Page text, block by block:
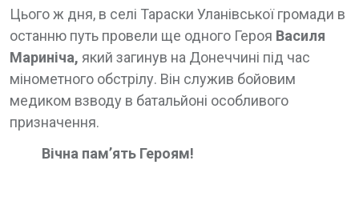
Цього ж дня, в селі Тараски Уланівської громади в
останню путь провели ще одного Героя Василя
Мариніча, який загинув на Донеччині під час
мінометного обстрілу. Він служив бойовим
медиком взводу в батальйоні особливого
призначення.
Вічна пам’ять Героям!